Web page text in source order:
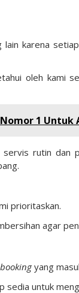
lain karena
oleh kami
1 Untuk
rutin dan
prioritaskan.
agar
bookingyang
sedia untuk